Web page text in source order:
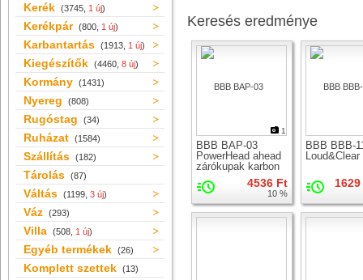
Kerék (3745, 1 új)
Kerékpár (800, 1 új)
Karbantartás (1913, 1 új)
Kiegészítők (4460, 8 új)
Kormány (1431)
Nyereg (808)
Rugóstag (34)
Ruházat (1584)
Szállítás (182)
Tárolás (87)
Váltás (1199, 3 új)
Váz (293)
Villa (508, 1 új)
Egyéb termékek (26)
Komplett szettek (13)
Keresés eredménye
1
BBB BAP-03
PowerHead ahead
zárókupak karbon
villanyakhoz4536 Ft
10 %
BBB BBB-